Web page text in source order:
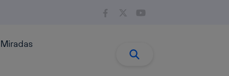
Miradas
Buscar